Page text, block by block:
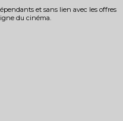
et sans lien avec les offres
du cinéma.